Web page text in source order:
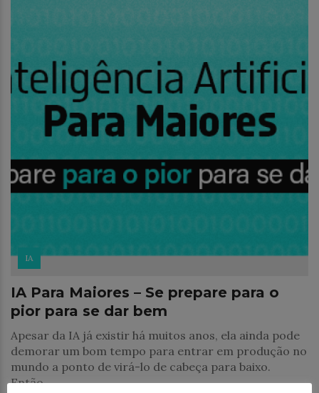
IA
IA Para Maiores – Se prepare para o
pior para se dar bem
Apesar da IA já existir há muitos anos, ela ainda pode
demorar um bom tempo para entrar em produção no
mundo a ponto de virá-lo de cabeça para baixo.
Então,